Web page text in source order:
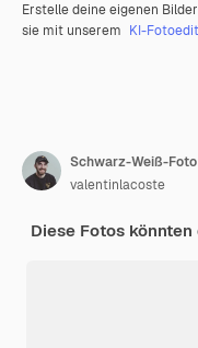
Erstelle deine eigenen
sie mit unserem KI-
Schwarz-Weiß-
valentinlacoste
Diese Fotos